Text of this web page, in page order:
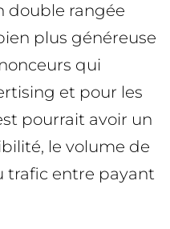
double rangée
plus généreuse
qui
et pour les
pourrait avoir un
le volume de
trafic entre payant